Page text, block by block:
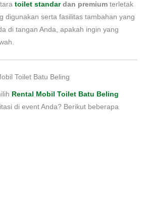
toilet standardan premium terletak
digunakan serta fasilitas tambahan yang
di tangan Anda, apakah ingin yang
Toilet Batu Beling
Rental Mobil Toilet Batu Beling
di event Anda? Berikut beberapa